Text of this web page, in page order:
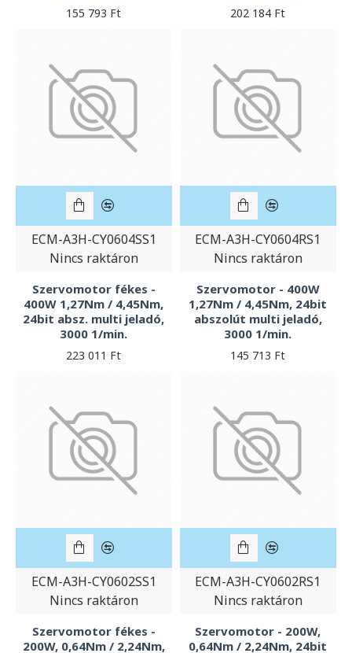
155 793 Ft 202 184 Ft
ECM-A3H-CY0604SS1
Nincs raktáron
Szervomotor fékes -
400W 1,27Nm / 4,45Nm,
24bit absz. multi jeladó,
3000 1/min.
223 011 Ft
ECM-A3H-CY0604RS1
Nincs raktáron
Szervomotor - 400W
1,27Nm / 4,45Nm, 24bit
abszolút multi jeladó,
3000 1/min.
145 713 Ft
ECM-A3H-CY0602SS1
Nincs raktáron
Szervomotor fékes -
200W, 0,64Nm / 2,24Nm,
ECM-A3H-CY0602RS1
Nincs raktáron
Szervomotor - 200W,
0,64Nm / 2,24Nm, 24bit